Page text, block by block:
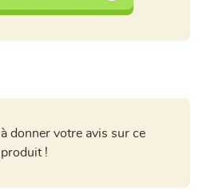
donner votre avis sur ce
produit !